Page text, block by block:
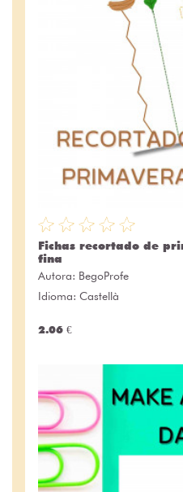
Fichas recortado de
fina
Autora: BegoProfe
Idioma: Castellà
2.06 €